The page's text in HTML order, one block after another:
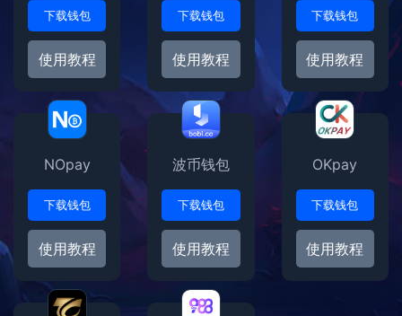
下载钱包
使用教程
下载钱包
使用教程
下载钱包
使用教程
NOpay
下载钱包
使用教程
波币钱包
下载钱包
使用教程
OKpay
下载钱包
使用教程